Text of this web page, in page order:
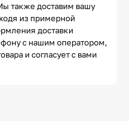
также доставим вашу
из примерной
доставки
с нашим оператором,
и согласует с вами